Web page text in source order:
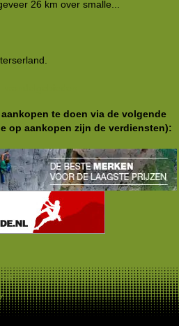
26 km over smalle...
te doen via de volgende
op aankopen zijn de verdiensten):